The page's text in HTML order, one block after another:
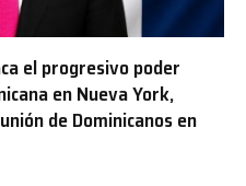
el progresivo poder
en Nueva York,
de Dominicanos en